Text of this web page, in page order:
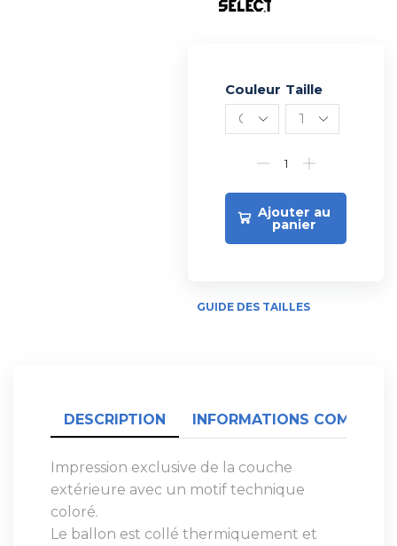
Couleur Taille
Ajouter au
panier
Alternative:
GUIDE DES TAILLES
DESCRIPTION INFORMATIONS
Impression exclusive de la couche
extérieure avec un motif technique
coloré.
Le ballon est collé thermiquement et